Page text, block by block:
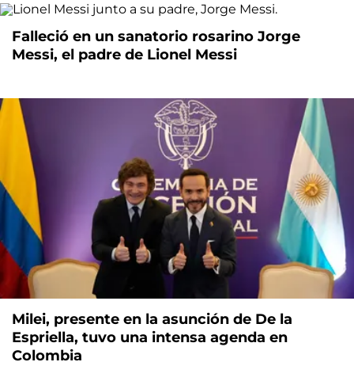
Falleció en un sanatorio rosarino Jorge
Messi, el padre de Lionel Messi
Milei, presente en la asunción de De la
Espriella, tuvo una intensa agenda en
Colombia